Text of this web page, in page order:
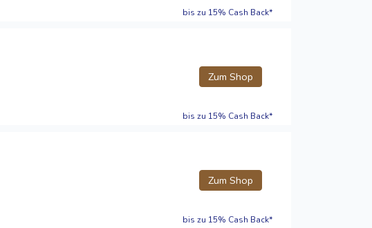
bis zu 15% Cash Back*
Zum Shop
bis zu 15% Cash Back*
Zum Shop
bis zu 15% Cash Back*